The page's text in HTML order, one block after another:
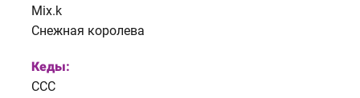
Mix.k
Снежная королева
Кеды:
CCC